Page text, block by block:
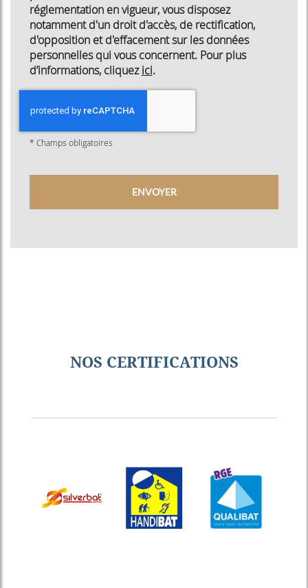
réglementation en vigueur, vous disposez
notamment d'un droit d'accès, de rectification,
d'opposition et d'effacement sur les données
personnelles qui vous concernent. Pour plus
d’informations, cliquezici.
* Champs obligatoires
NOS CERTIFICATIONS